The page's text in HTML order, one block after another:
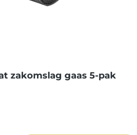
zakomslag gaas 5-pak